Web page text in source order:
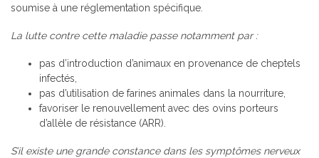
soumise à une réglementation spécifique.
La lutte contre cette maladie passe notamment par:
pas d’introduction d’animaux en provenance de cheptels
infectés,
pas d’utilisation de farines animales dans la nourriture,
favoriser le renouvellement avec des ovins porteurs
d’allèle de résistance (ARR).
S’il existe une grande constance dans les symptômes nerveux